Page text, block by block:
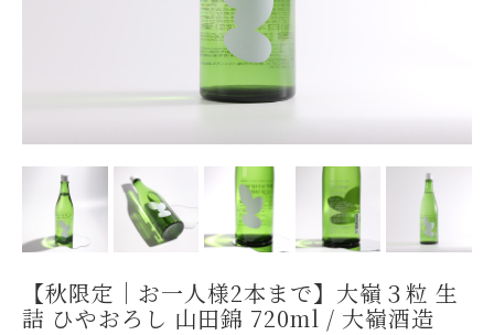
【秋限定｜お一人様2本まで】大嶺３粒 生
詰 ひやおろし 山田錦 720ml / 大嶺酒造